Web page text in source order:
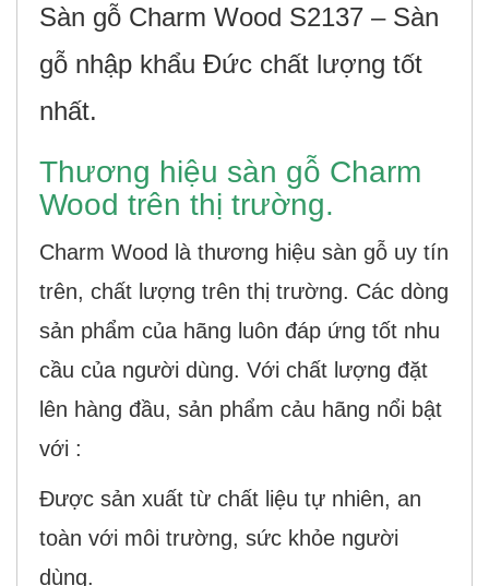
Sàn gỗ Charm Wood S2137 – Sàn
gỗ nhập khẩu Đức chất lượng tốt
nhất.
Thương hiệu sàn gỗ Charm
Wood trên thị trường.
Charm Wood là thương hiệu sàn gỗ uy tín
trên, chất lượng trên thị trường. Các dòng
sản phẩm của hãng luôn đáp ứng tốt nhu
cầu của người dùng. Với chất lượng đặt
lên hàng đầu, sản phẩm cảu hãng nổi bật
với :
Được sản xuất từ chất liệu tự nhiên, an
toàn với môi trường, sức khỏe người
dùng.